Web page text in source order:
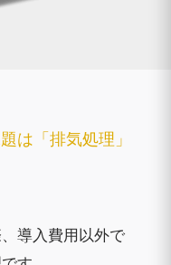
は「排気処理」
導入費用以外で